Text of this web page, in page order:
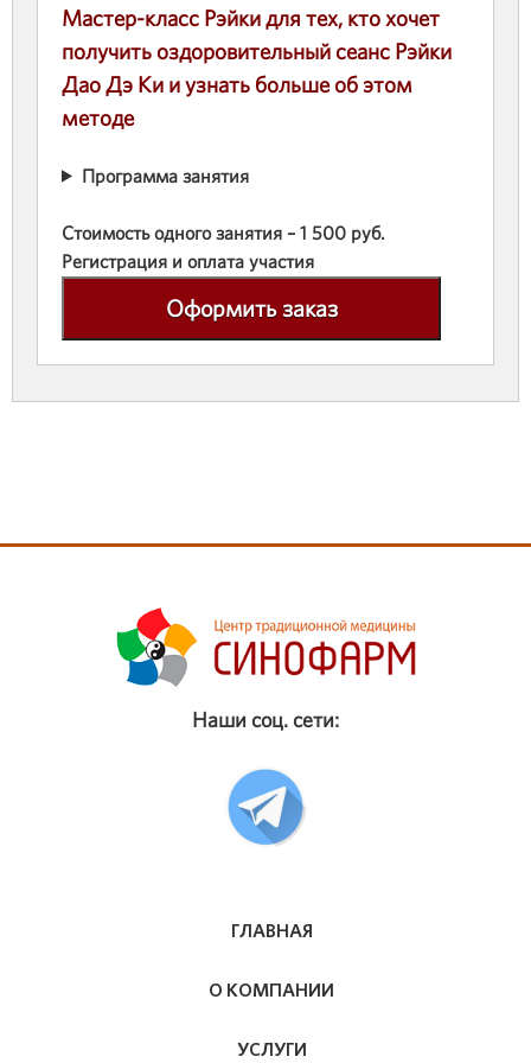
Мастер-класс Рэйки для тех, кто хочет
получить оздоровительный сеанс Рэйки
Дао Дэ Ки и узнать больше об этом
методе
Программа занятия
Стоимость одного занятия – 1 500 руб.
Регистрация и оплата участия
Оформить заказ
Наши соц. сети:
ГЛАВНАЯ
О КОМПАНИИ
УСЛУГИ